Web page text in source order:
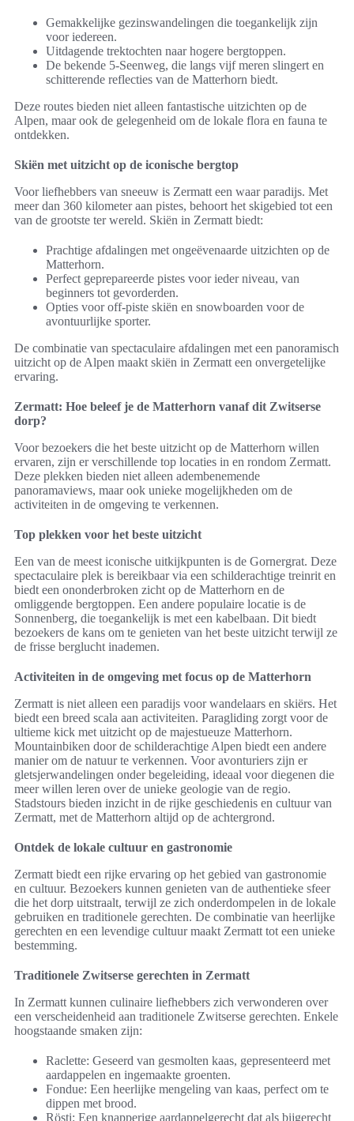
Gemakkelijke gezinswandelingen die toegankelijk zijn
voor iedereen.
Uitdagende trektochten naar hogere bergtoppen.
De bekende 5-Seenweg, die langs vijf meren slingert en
schitterende reflecties van de Matterhorn biedt.
Deze routes bieden niet alleen fantastische uitzichten op de
Alpen, maar ook de gelegenheid om de lokale flora en fauna te
ontdekken.
Skiën met uitzicht op de iconische bergtop
Voor liefhebbers van sneeuw is Zermatt een waar paradijs. Met
meer dan 360 kilometer aan pistes, behoort het skigebied tot een
van de grootste ter wereld. Skiën in Zermatt biedt:
Prachtige afdalingen met ongeëvenaarde uitzichten op de
Matterhorn.
Perfect geprepareerde pistes voor ieder niveau, van
beginners tot gevorderden.
Opties voor off-piste skiën en snowboarden voor de
avontuurlijke sporter.
De combinatie van spectaculaire afdalingen met een panoramisch
uitzicht op de Alpen maakt skiën in Zermatt een onvergetelijke
ervaring.
Zermatt: Hoe beleef je de Matterhorn vanaf dit Zwitserse
dorp?
Voor bezoekers die het beste uitzicht op de Matterhorn willen
ervaren, zijn er verschillende top locaties in en rondom Zermatt.
Deze plekken bieden niet alleen adembenemende
panoramaviews, maar ook unieke mogelijkheden om de
activiteiten in de omgeving te verkennen.
Top plekken voor het beste uitzicht
Een van de meest iconische uitkijkpunten is de Gornergrat. Deze
spectaculaire plek is bereikbaar via een schilderachtige treinrit en
biedt een ononderbroken zicht op de Matterhorn en de
omliggende bergtoppen. Een andere populaire locatie is de
Sonnenberg, die toegankelijk is met een kabelbaan. Dit biedt
bezoekers de kans om te genieten van het beste uitzicht terwijl ze
de frisse berglucht inademen.
Activiteiten in de omgeving met focus op de Matterhorn
Zermatt is niet alleen een paradijs voor wandelaars en skiërs. Het
biedt een breed scala aan activiteiten. Paragliding zorgt voor de
ultieme kick met uitzicht op de majestueuze Matterhorn.
Mountainbiken door de schilderachtige Alpen biedt een andere
manier om de natuur te verkennen. Voor avonturiers zijn er
gletsjerwandelingen onder begeleiding, ideaal voor diegenen die
meer willen leren over de unieke geologie van de regio.
Stadstours bieden inzicht in de rijke geschiedenis en cultuur van
Zermatt, met de Matterhorn altijd op de achtergrond.
Ontdek de lokale cultuur en gastronomie
Zermatt biedt een rijke ervaring op het gebied van gastronomie
en cultuur. Bezoekers kunnen genieten van de authentieke sfeer
die het dorp uitstraalt, terwijl ze zich onderdompelen in de lokale
gebruiken en traditionele gerechten. De combinatie van heerlijke
gerechten en een levendige cultuur maakt Zermatt tot een unieke
bestemming.
Traditionele Zwitserse gerechten in Zermatt
In Zermatt kunnen culinaire liefhebbers zich verwonderen over
een verscheidenheid aan traditionele Zwitserse gerechten. Enkele
hoogstaande smaken zijn:
Raclette: Geseerd van gesmolten kaas, gepresenteerd met
aardappelen en ingemaakte groenten.
Fondue: Een heerlijke mengeling van kaas, perfect om te
dippen met brood.
Rösti: Een knapperige aardappelgerecht dat als bijgerecht